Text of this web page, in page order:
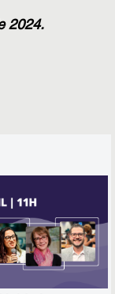
2024.